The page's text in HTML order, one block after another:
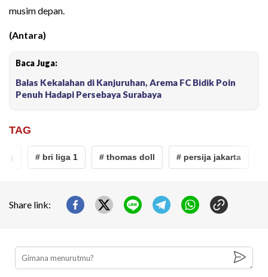
musim depan.
(Antara)
Baca Juga:
Balas Kekalahan di Kanjuruhan, Arema FC Bidik Poin
Penuh Hadapi Persebaya Surabaya
TAG
# bri liga 1 # thomas doll # persija jakarta
Share link: